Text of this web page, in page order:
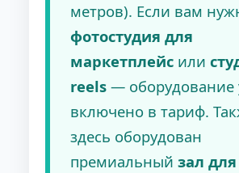
метров). Если вам
фотостудия для
маркетплейс или
reels — оборудование
включено в тариф.
здесь оборудован
премиальный зал для